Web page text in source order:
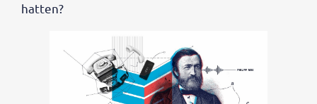
hatten?